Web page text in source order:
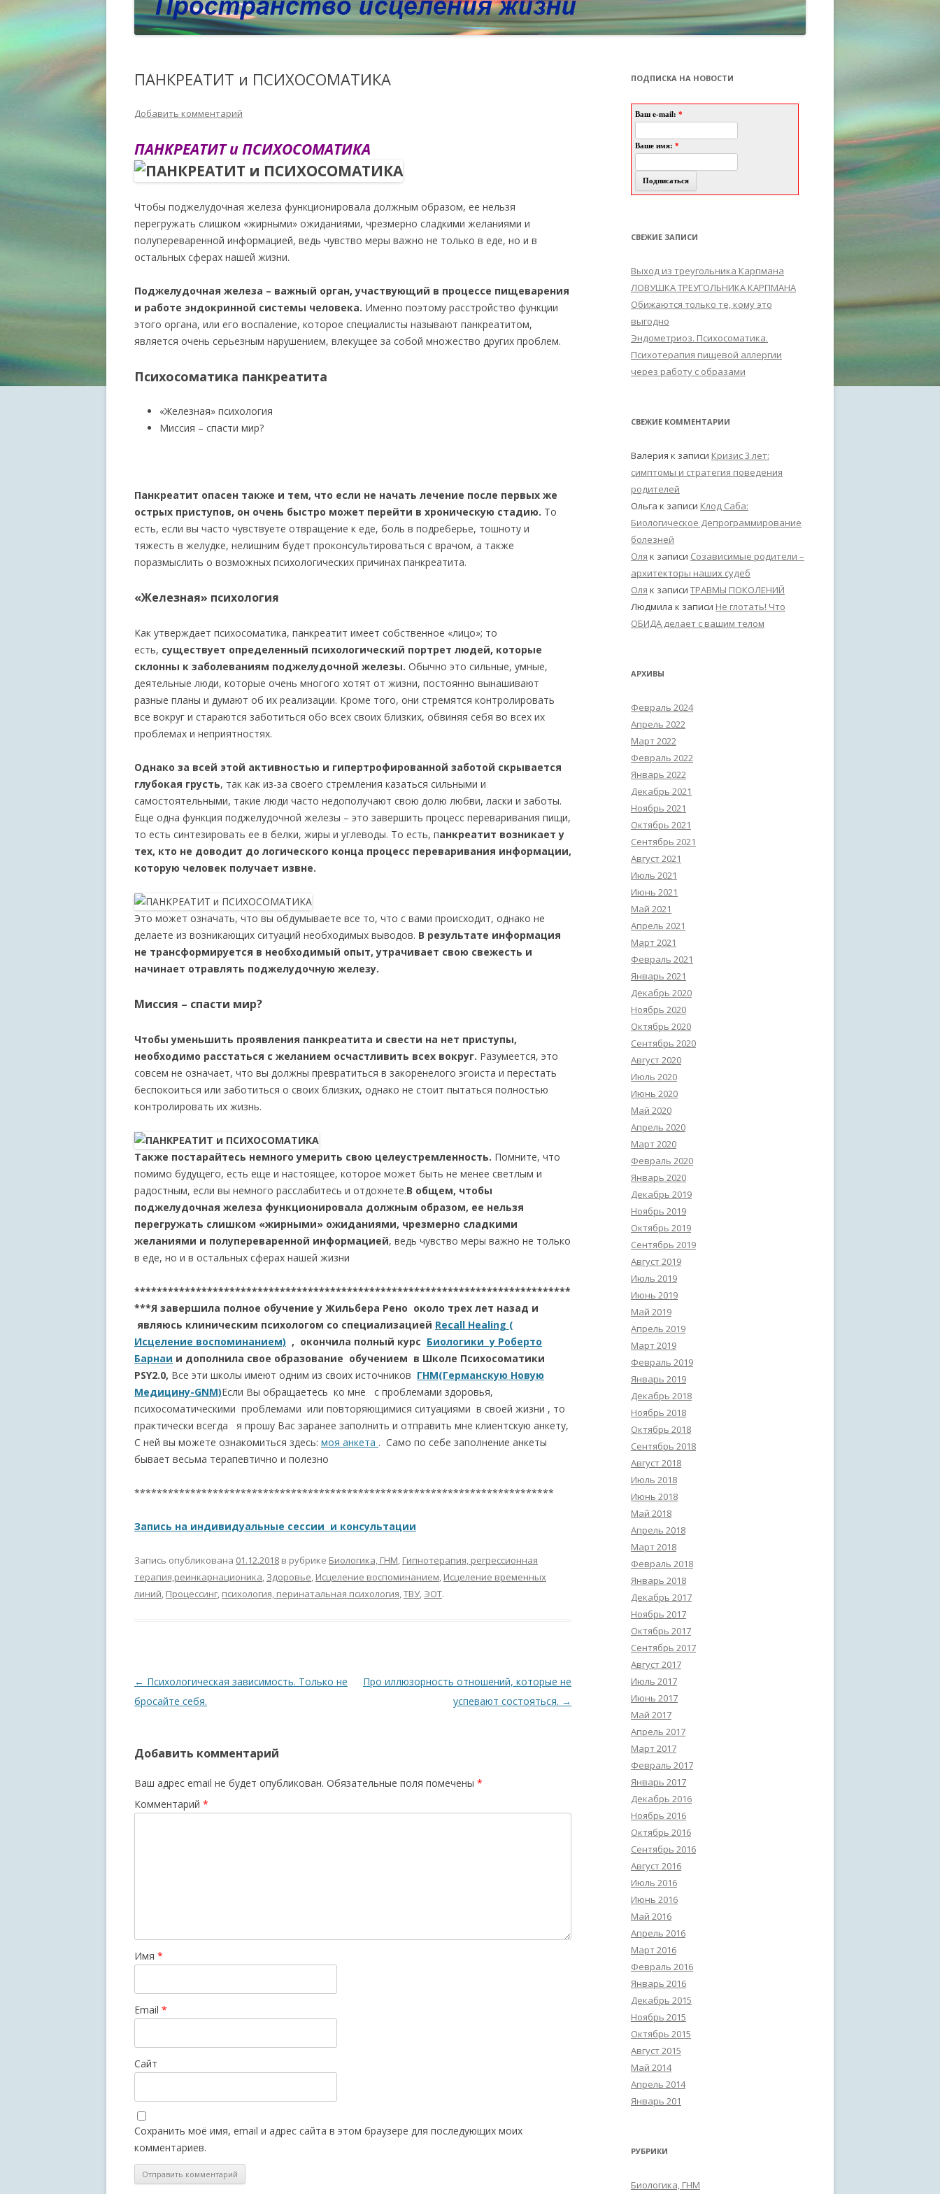
ПАНКРЕАТИТ и ПСИХОСОМАТИКА
Добавить комментарий
ПАНКРЕАТИТ и ПСИХОСОМАТИКА
Чтобы поджелудочная железа функционировала должным образом, ее нельзя
перегружать слишком «жирными» ожиданиями, чрезмерно сладкими желаниями и
полупереваренной информацией, ведь чувство меры важно не только в еде, но и в
остальных сферах нашей жизни.
Поджелудочная железа – важный орган, участвующий в процессе пищеварения
и работе эндокринной системы человека. Именно поэтому расстройство функции
этого органа, или его воспаление, которое специалисты называют панкреатитом,
является очень серьезным нарушением, влекущее за собой множество других проблем.
Психосоматика панкреатита
«Железная» психология
Миссия – спасти мир?
Панкреатит опасен также и тем, что если не начать лечение после первых же
острых приступов, он очень быстро может перейти в хроническую стадию. То
есть, если вы часто чувствуете отвращение к еде, боль в подреберье, тошноту и
тяжесть в желудке, нелишним будет проконсультироваться с врачом, а также
поразмыслить о возможных психологических причинах панкреатита.
«Железная» психология
Как утверждает психосоматика, панкреатит имеет собственное «лицо»; то
есть, существует определенный психологический портрет людей, которые
склонны к заболеваниям поджелудочной железы. Обычно это сильные, умные,
деятельные люди, которые очень многого хотят от жизни, постоянно вынашивают
разные планы и думают об их реализации. Кроме того, они стремятся контролировать
все вокруг и стараются заботиться обо всех своих близких, обвиняя себя во всех их
проблемах и неприятностях.
Однако за всей этой активностью и гипертрофированной заботой скрывается
глубокая грусть, так как из-за своего стремления казаться сильными и
самостоятельными, такие люди часто недополучают свою долю любви, ласки и заботы.
Еще одна функция поджелудочной железы – это завершить процесс переваривания пищи,
то есть синтезировать ее в белки, жиры и углеводы. То есть, панкреатит возникает у
тех, кто не доводит до логического конца процесс переваривания информации,
которую человек получает извне.
Это может означать, что вы обдумываете все то, что с вами происходит, однако не
делаете из возникающих ситуаций необходимых выводов. В результате информация
не трансформируется в необходимый опыт, утрачивает свою свежесть и
начинает отравлять поджелудочную железу.
Миссия – спасти мир?
Чтобы уменьшить проявления панкреатита и свести на нет приступы,
необходимо расстаться с желанием осчастливить всех вокруг. Разумеется, это
совсем не означает, что вы должны превратиться в закоренелого эгоиста и перестать
беспокоиться или заботиться о своих близких, однако не стоит пытаться полностью
контролировать их жизнь.
Также постарайтесь немного умерить свою целеустремленность. Помните, что
помимо будущего, есть еще и настоящее, которое может быть не менее светлым и
радостным, если вы немного расслабитесь и отдохнете.В общем, чтобы
поджелудочная железа функционировала должным образом, ее нельзя
перегружать слишком «жирными» ожиданиями, чрезмерно сладкими
желаниями и полупереваренной информацией, ведь чувство меры важно не только
в еде, но и в остальных сферах нашей жизни
******************************************************************************
***Я завершила полное обучение у Жильбера Рено около трех лет назад и
являюсь клиническим психологом со специализацией Recall Healing (
Исцеление воспоминанием) , окончила полный курс Биологики у Роберто
Барнаи и дополнила свое образование обучением в Школе Психосоматики
PSY2.0, Все эти школы имеют одним из своих источников ГНМ(Германскую Новую
Медицину-GNM)Если Вы обращаетесь ко мне с проблемами здоровья,
психосоматическими проблемами или повторяющимися ситуациями в своей жизни , то
практически всегда я прошу Вас заранее заполнить и отправить мне клиентскую анкету,
С ней вы можете ознакомиться здесь: моя анкета . Само по себе заполнение анкеты
бывает весьма терапевтично и полезно
***************************************************************************
Запись на индивидуальные сессии и консультации
Запись опубликована 01.12.2018 в рубрике Биологика, ГНМ, Гипнотерапия, регрессионная
терапия,реинкарнационика, Здоровье, Исцеление воспоминанием, Исцеление временных
линий, Процессинг, психология, перинатальная психология,ТВУ, ЭОТ.
Навигация по записям
← Психологическая зависимость. Только не
бросайте себя.
Про иллюзорность отношений, которые не
успевают состояться. →
Добавить комментарий
Ваш адрес email не будет опубликован. Обязательные поля помечены *
Комментарий *
Имя *
Email *
Сайт
Сохранить моё имя, email и адрес сайта в этом браузере для последующих моих
комментариев.
ПОДПИСКА НА НОВОСТИ
Ваш e-mail: *
Ваше имя: *
СВЕЖИЕ ЗАПИСИ
Выход из треугольника Карпмана
ЛОВУШКА ТРЕУГОЛЬНИКА КАРПМАНА
Обижаются только те, кому это
выгодно
Эндометриоз. Психосоматика.
Психотерапия пищевой аллергии
через работу с образами
СВЕЖИЕ КОММЕНТАРИИ
Валерия к записи Кризис 3 лет:
симптомы и стратегия поведения
родителей
Ольга к записи Клод Саба:
Биологическое Депрограммирование
болезней
Оля к записи Созависимые родители –
архитекторы наших судеб
Оля к записи ТРАВМЫ ПОКОЛЕНИЙ
Людмила к записи Не глотать! Что
ОБИДА делает с вашим телом
АРХИВЫ
Февраль 2024
Апрель 2022
Март 2022
Февраль 2022
Январь 2022
Декабрь 2021
Ноябрь 2021
Октябрь 2021
Сентябрь 2021
Август 2021
Июль 2021
Июнь 2021
Май 2021
Апрель 2021
Март 2021
Февраль 2021
Январь 2021
Декабрь 2020
Ноябрь 2020
Октябрь 2020
Сентябрь 2020
Август 2020
Июль 2020
Июнь 2020
Май 2020
Апрель 2020
Март 2020
Февраль 2020
Январь 2020
Декабрь 2019
Ноябрь 2019
Октябрь 2019
Сентябрь 2019
Август 2019
Июль 2019
Июнь 2019
Май 2019
Апрель 2019
Март 2019
Февраль 2019
Январь 2019
Декабрь 2018
Ноябрь 2018
Октябрь 2018
Сентябрь 2018
Август 2018
Июль 2018
Июнь 2018
Май 2018
Апрель 2018
Март 2018
Февраль 2018
Январь 2018
Декабрь 2017
Ноябрь 2017
Октябрь 2017
Сентябрь 2017
Август 2017
Июль 2017
Июнь 2017
Май 2017
Апрель 2017
Март 2017
Февраль 2017
Январь 2017
Декабрь 2016
Ноябрь 2016
Октябрь 2016
Сентябрь 2016
Август 2016
Июль 2016
Июнь 2016
Май 2016
Апрель 2016
Март 2016
Февраль 2016
Январь 2016
Декабрь 2015
Ноябрь 2015
Октябрь 2015
Август 2015
Май 2014
Апрель 2014
Январь 201
РУБРИКИ
Биологика, ГНМ